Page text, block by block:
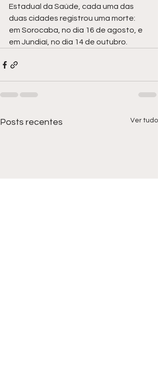
Estadual da Saúde, cada uma das
duas cidades registrou uma morte:
em Sorocaba, no dia 16 de agosto, e
em Jundiaí, no dia 14 de outubro.
Posts recentes Ver tudo